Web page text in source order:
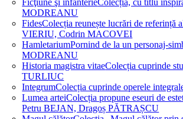
Ficţiune şi infanterieColecția, cu titlu
MODREANU
FidesColecția reunește lucrări de
VIERIU, Codrin MACOVEI
HamletariumPornind de la un personaj-
MODREANU
Historia magistra vitaeColecția cuprinde
TURLIUC
IntegrumColecția cuprinde operele
Lumea arteiColecția propune eseuri de
Petru BEJAN, Dragoș PĂTRAȘCU